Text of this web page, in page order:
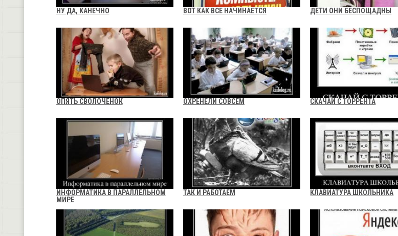
НУ ДА, КАНЕЧНО ВОТ КАК ВСЕ НАЧИНАЕТСЯ ДЕТИ ОНИ БЕСПОЩАДНЫ
ОПЯТЬ СВОЛОЧЕНОК ОХРЕНЕЛИ СОВСЕМ СКАЧАЙ С ТОРРЕНТА
ИНФОРМАТИКА В ПАРАЛЛЕЛЬНОМ
МИРЕ
ТАК И РАБОТАЕМ КЛАВИАТУРА ШКОЛЬНИКА